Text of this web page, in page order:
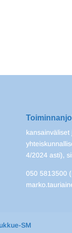
4/2024 asti),
050 5813500
SM